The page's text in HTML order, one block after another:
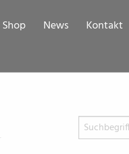
Shop News Kontakt